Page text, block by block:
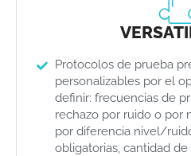
Protocolos de prueba
personalizables por el
definir: frecuencias de
rechazo por ruido o por
por diferencia nivel/
obligatorias, cantidad de